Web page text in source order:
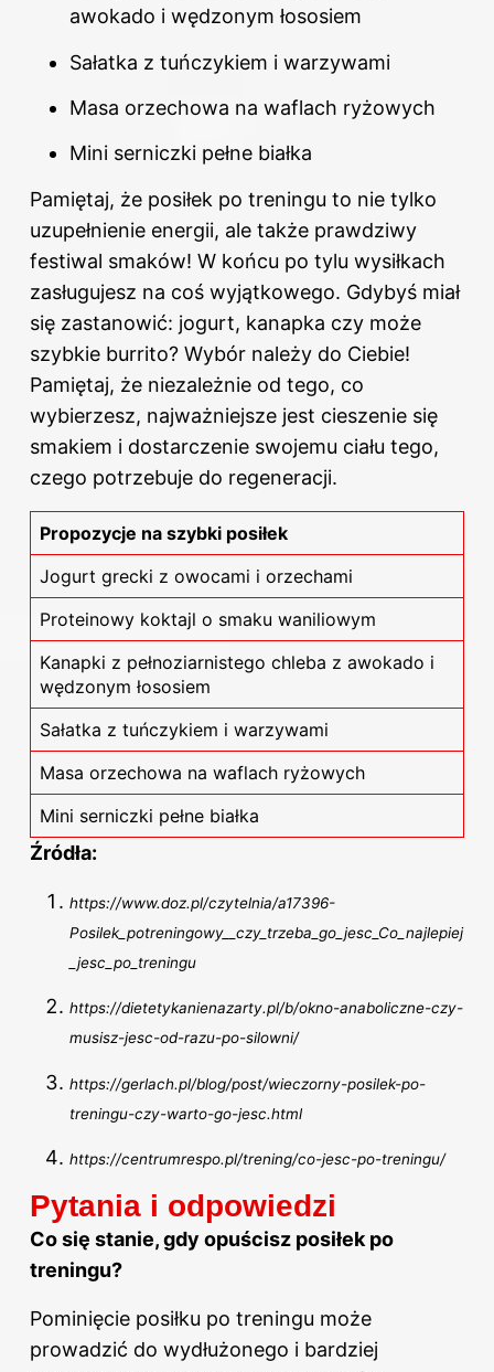
awokado i wędzonym łososiem
Sałatka z tuńczykiem i warzywami
Masa orzechowa na waflach ryżowych
Mini serniczki pełne białka
Pamiętaj, że posiłek po treningu to nie tylko
uzupełnienie energii, ale także prawdziwy
festiwal smaków! W końcu po tylu wysiłkach
zasługujesz na coś wyjątkowego. Gdybyś miał
się zastanowić: jogurt, kanapka czy może
szybkie burrito? Wybór należy do Ciebie!
Pamiętaj, że niezależnie od tego, co
wybierzesz, najważniejsze jest cieszenie się
smakiem i dostarczenie swojemu ciału tego,
czego potrzebuje do regeneracji.
Propozycje na szybki posiłek
Jogurt grecki z owocami i orzechami
Proteinowy koktajl o smaku waniliowym
Kanapki z pełnoziarnistego chleba z awokado i
wędzonym łososiem
Sałatka z tuńczykiem i warzywami
Masa orzechowa na waflach ryżowych
Mini serniczki pełne białka
Źródła:
https://www.doz.pl/czytelnia/a17396-
Posilek_potreningowy__czy_trzeba_go_jesc_Co_najlepiej
_jesc_po_treningu
https://dietetykanienazarty.pl/b/okno-anaboliczne-czy-
musisz-jesc-od-razu-po-silowni/
https://gerlach.pl/blog/post/wieczorny-posilek-po-
treningu-czy-warto-go-jesc.html
https://centrumrespo.pl/trening/co-jesc-po-treningu/
Pytania i odpowiedzi
Co się stanie, gdy opuścisz posiłek po
treningu?
Pominięcie posiłku po treningu może
prowadzić do wydłużonego i bardziej